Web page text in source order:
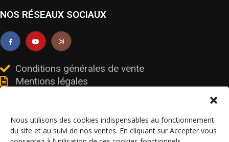
Nous utilisons des cookies indispensables au fonctionnement
du site et au suivi de nos ventes. En cliquant sur Accepter vous
NOS RÉSEAUX SOCIAUX
Conditions générales de vente
Mentions légales